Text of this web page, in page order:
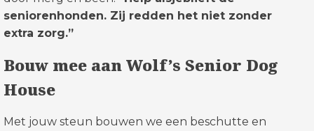
seniorenhonden. Zij redden het niet zonder
extra zorg.”
Bouw mee aan Wolf’s Senior Dog
House
Met jouw steun bouwen we een beschutte en